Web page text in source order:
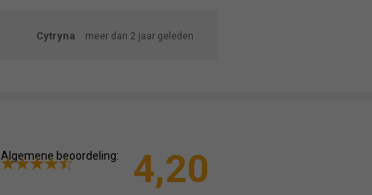
Cytryna meer dan 2 jaar geleden
Algemene beoordeling: 4,20